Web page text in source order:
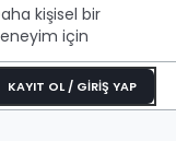
kişisel bir
için
KAYIT OL / GİRİŞ YAP